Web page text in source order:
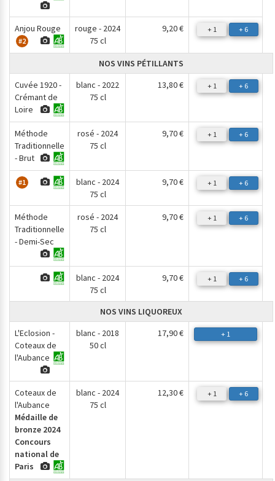
Anjou Rouge
#2
rouge - 2024
75 cl
9,20 € + 1 + 6
NOS VINS PÉTILLANTS
Cuvée 1920 -
Crémant de
Loire
blanc - 2022
75 cl
13,80 € + 1 + 6
Méthode
Traditionnelle
- Brut
rosé - 2024
75 cl
9,70 € + 1 + 6
#1
blanc - 2024
75 cl
9,70 € + 1 + 6
Méthode
Traditionnelle
- Demi-Sec
rosé - 2024
75 cl
9,70 € + 1 + 6
blanc - 2024
75 cl
9,70 € + 1 + 6
NOS VINS LIQUOREUX
L'Eclosion -
Coteaux de
l'Aubance
blanc - 2018
50 cl
17,90 € + 1
Coteaux de
l'Aubance
Médaille de
bronze 2024
Concours
national de
Paris
blanc - 2024
75 cl
12,30 € + 1 + 6